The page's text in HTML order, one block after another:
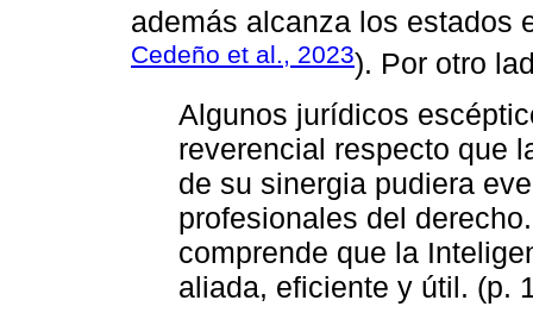
además alcanza los estados
Cedeño et al., 2023). Por otro
Algunos jurídicos
reverencial respecto que
de su sinergia pudiera
profesionales del
comprende que la
aliada, eficiente y útil. (p.